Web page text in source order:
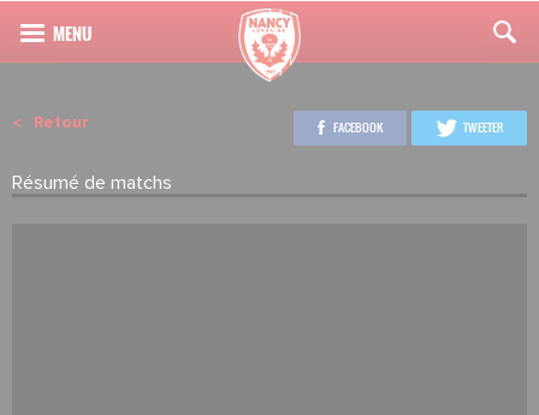
Retour
Résumé de matchs
FACEBOOK TWEETER